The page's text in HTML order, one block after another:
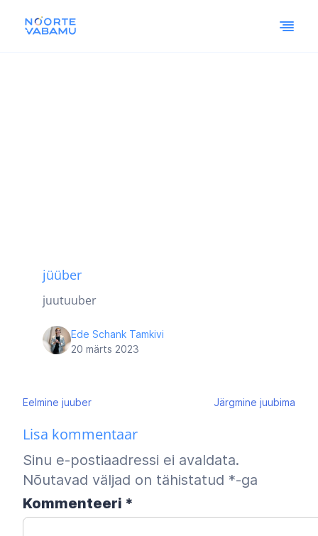
jüüber
juutuuber
Ede Schank Tamkivi
20 märts 2023
Navigeerimine
Eelmine juuber Järgmine juubima
Lisa kommentaar
Sinu e-postiaadressi ei avaldata.
Nõutavad väljad on tähistatud *-ga
Kommenteeri *